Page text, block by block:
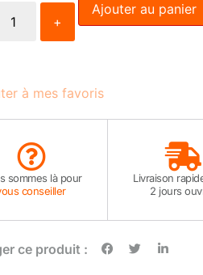
+
Ajouter au panier
à mes favoris
sommes là pour
conseiller
Livraison
2 jours
ce produit :